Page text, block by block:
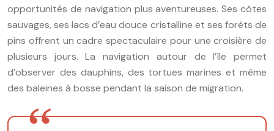
opportunités de navigation plus aventureuses. Ses côtes
sauvages, ses lacs d’eau douce cristalline et ses forêts de
pins offrent un cadre spectaculaire pour une croisière de
plusieurs jours. La navigation autour de l’île permet
d’observer des dauphins, des tortues marines et même
des baleines à bosse pendant la saison de migration.